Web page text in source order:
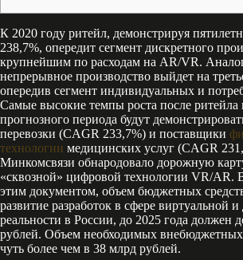
К 2020 году ритейл, демонстрируя
238,7%, опередит сегмент дискретного
крупнейшим по расходам на AR/VR.
непрерывное производство выйдет на
опередив сегмент индивидуальных и
Самые высокие темпы роста после ритейла
прогнозного периода будут
перевозки (CAGR 233,7%) и поставщики
технологии медицинских услуг (CAGR
Минкомсвязи обнародовало дорожную
«сквозной» цифровой технологии VR/AR.
этим документом, объем бюджетных
развитие разработок в сфере виртуальной
реальности в России, до 2025 года должен
рублей. Объем необходимых внебюджетных
чуть более чем в 38 млрд рублей.